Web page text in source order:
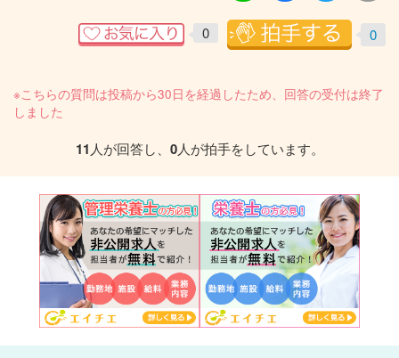
0 0
※こちらの質問は投稿から30日を経過したため、回答の受付は終了
しました
11人が回答し、 0人が拍手をしています。